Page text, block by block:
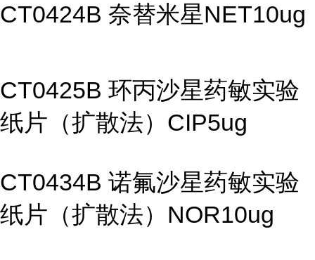
CT0424B 奈替米星NET10ug
CT0425B 环丙沙星药敏实验
纸片（扩散法）CIP5ug
CT0434B 诺氟沙星药敏实验
纸片（扩散法）NOR10ug